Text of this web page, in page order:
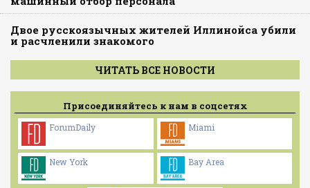
Двое русскоязычных жителей Иллинойса убили
и расчленили знакомого
ЧИТАТЬ ВСЕ НОВОСТИ
Присоединяйтесь к нам в соцсетях
ForumDaily Miami
New York Bay Area